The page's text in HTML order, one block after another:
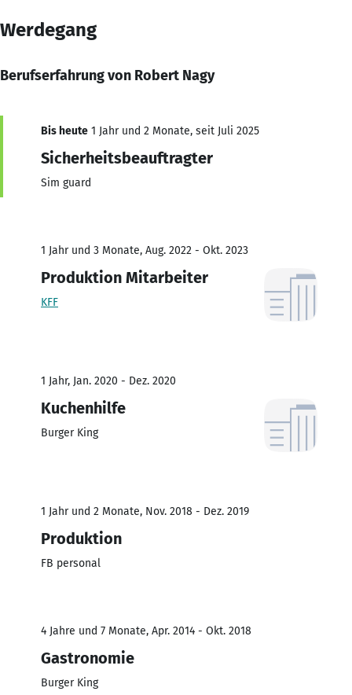
Werdegang
Berufserfahrung von Robert Nagy
Bis heute 1 Jahr und 2 Monate, seit Juli 2025
Sicherheitsbeauftragter
Sim guard
1 Jahr und 3 Monate, Aug. 2022 - Okt. 2023
Produktion Mitarbeiter
KFF
1 Jahr, Jan. 2020 - Dez. 2020
Kuchenhilfe
Burger King
1 Jahr und 2 Monate, Nov. 2018 - Dez. 2019
Produktion
FB personal
4 Jahre und 7 Monate, Apr. 2014 - Okt. 2018
Gastronomie
Burger King